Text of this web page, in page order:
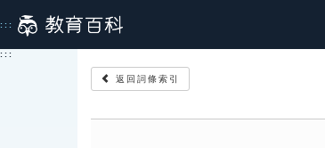
到
主
:::
:::
返回詞條索引